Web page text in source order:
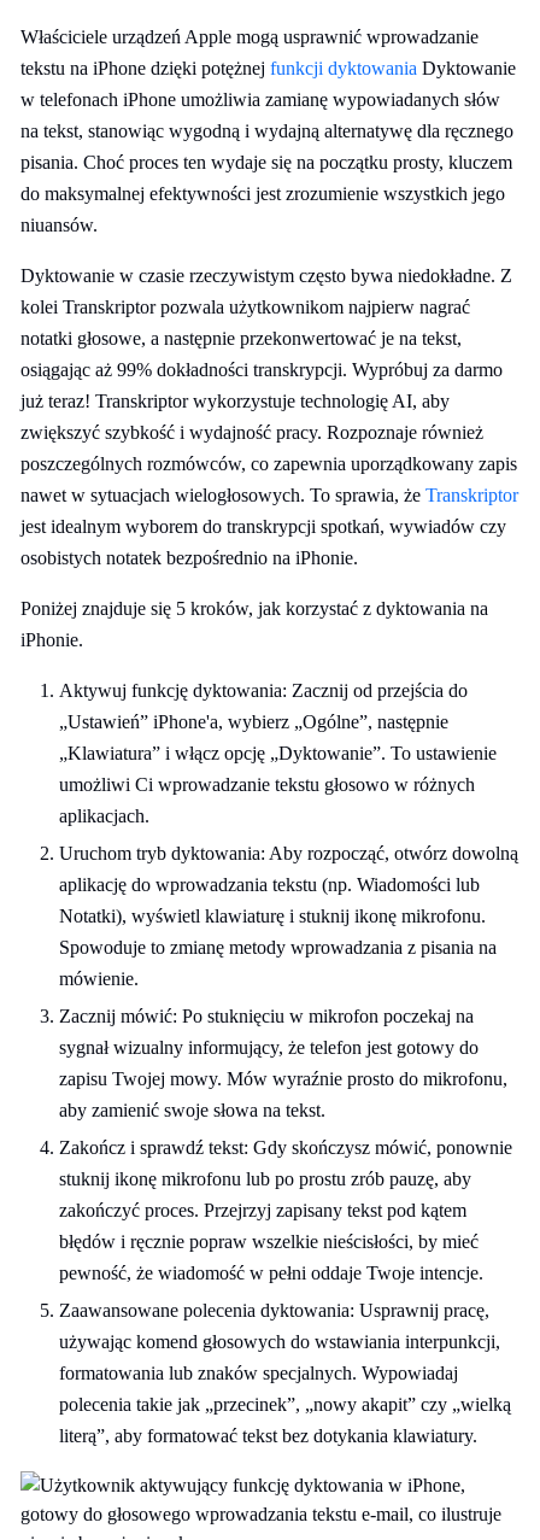
Właściciele urządzeń Apple mogą usprawnić wprowadzanie
tekstu na iPhone dzięki potężnej funkcji dyktowania Dyktowanie
w telefonach iPhone umożliwia zamianę wypowiadanych słów
na tekst, stanowiąc wygodną i wydajną alternatywę dla ręcznego
pisania. Choć proces ten wydaje się na początku prosty, kluczem
do maksymalnej efektywności jest zrozumienie wszystkich jego
niuansów.
Dyktowanie w czasie rzeczywistym często bywa niedokładne. Z
kolei Transkriptor pozwala użytkownikom najpierw nagrać
notatki głosowe, a następnie przekonwertować je na tekst,
osiągając aż 99% dokładności transkrypcji. Wypróbuj za darmo
już teraz! Transkriptor wykorzystuje technologię AI, aby
zwiększyć szybkość i wydajność pracy. Rozpoznaje również
poszczególnych rozmówców, co zapewnia uporządkowany zapis
nawet w sytuacjach wielogłosowych. To sprawia, że Transkriptor
jest idealnym wyborem do transkrypcji spotkań, wywiadów czy
osobistych notatek bezpośrednio na iPhonie.
Poniżej znajduje się 5 kroków, jak korzystać z dyktowania na
iPhonie.
Aktywuj funkcję dyktowania: Zacznij od przejścia do
„Ustawień” iPhone'a, wybierz „Ogólne”, następnie
„Klawiatura” i włącz opcję „Dyktowanie”. To ustawienie
umożliwi Ci wprowadzanie tekstu głosowo w różnych
aplikacjach.
Uruchom tryb dyktowania: Aby rozpocząć, otwórz dowolną
aplikację do wprowadzania tekstu (np. Wiadomości lub
Notatki), wyświetl klawiaturę i stuknij ikonę mikrofonu.
Spowoduje to zmianę metody wprowadzania z pisania na
mówienie.
Zacznij mówić: Po stuknięciu w mikrofon poczekaj na
sygnał wizualny informujący, że telefon jest gotowy do
zapisu Twojej mowy. Mów wyraźnie prosto do mikrofonu,
aby zamienić swoje słowa na tekst.
Zakończ i sprawdź tekst: Gdy skończysz mówić, ponownie
stuknij ikonę mikrofonu lub po prostu zrób pauzę, aby
zakończyć proces. Przejrzyj zapisany tekst pod kątem
błędów i ręcznie popraw wszelkie nieścisłości, by mieć
pewność, że wiadomość w pełni oddaje Twoje intencje.
Zaawansowane polecenia dyktowania: Usprawnij pracę,
używając komend głosowych do wstawiania interpunkcji,
formatowania lub znaków specjalnych. Wypowiadaj
polecenia takie jak „przecinek”, „nowy akapit” czy „wielką
literą”, aby formatować tekst bez dotykania klawiatury.